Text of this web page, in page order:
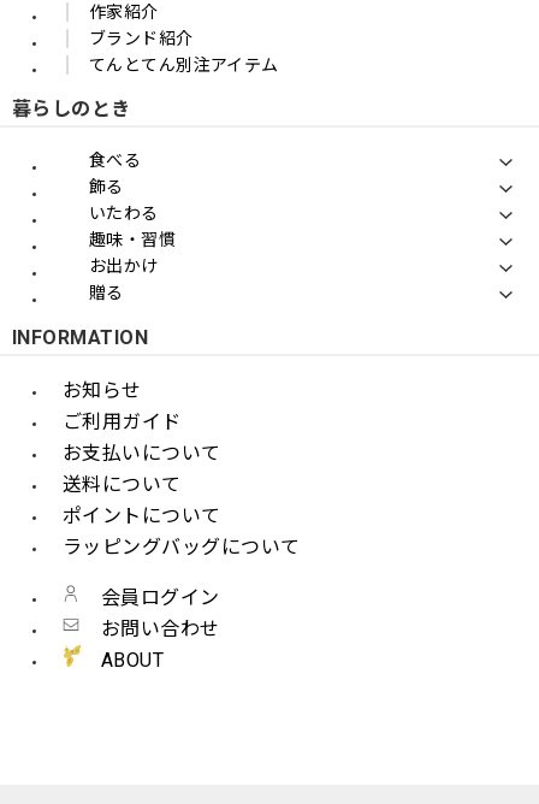
作家紹介
ブランド紹介
てんとてん別注アイテム
暮らしのとき
食べる
飾る
いたわる
趣味・習慣
お出かけ
贈る
INFORMATION
お知らせ
ご利用ガイド
お支払いについて
送料について
ポイントについて
ラッピングバッグについて
会員ログイン
お問い合わせ
ABOUT